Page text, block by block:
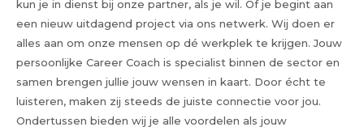
kun je in dienst bij onze partner, als je wil. Of je begint aan
een nieuw uitdagend project via ons netwerk. Wij doen er
alles aan om onze mensen op dé werkplek te krijgen. Jouw
persoonlijke Career Coach is specialist binnen de sector en
samen brengen jullie jouw wensen in kaart. Door écht te
luisteren, maken zij steeds de juiste connectie voor jou.
Ondertussen bieden wij je alle voordelen als jouw